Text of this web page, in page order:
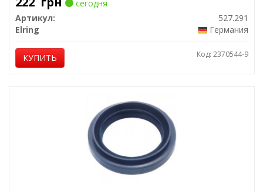
сегодня
Артикул:
527.291
Elring
Германия
КУПИТЬ Код: 2370544-9